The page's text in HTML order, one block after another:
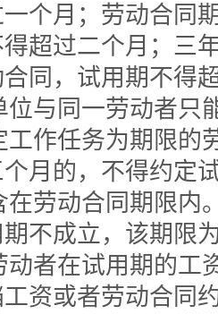
个月；劳动合同
超过二个月；三
同，试用期不得
位与同一劳动者只
工作任务为期限的
个月的，不得约定
在劳动合同期限内
不成立，该期限
动者在试用期的工
工资或者劳动合同